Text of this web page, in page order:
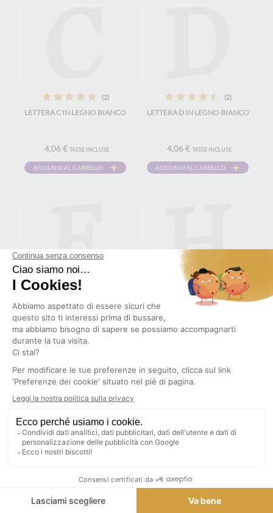
(2)
LETTERA C IN LEGNO BIANCO
4,06 € TASSE INCLUSE
AGGIUNGI AL CARRELLO
(2)
LETTERA D IN LEGNO BIANCO
4,06 € TASSE INCLUSE
AGGIUNGI AL CARRELLO
LETTERA F IN LEGNO BIANCO
4,06 €
LETTERA H IN LEGNO BIANCO
INSTAGRAM TORNA ALL'INIZIO